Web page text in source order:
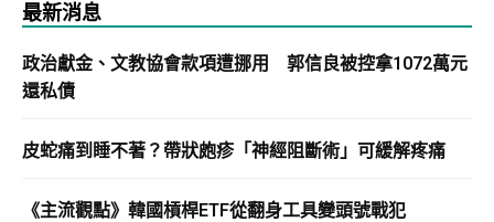
最新消息
政治獻金、文教協會款項遭挪用 郭信良被控拿1072萬元
還私債
皮蛇痛到睡不著？帶狀皰疹「神經阻斷術」可緩解疼痛
《主流觀點》韓國槓桿ETF從翻身工具變頭號戰犯